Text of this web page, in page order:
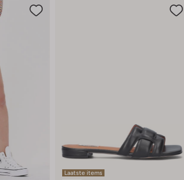
Laatste items